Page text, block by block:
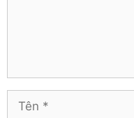
Hậu Giang
Hưng Yên